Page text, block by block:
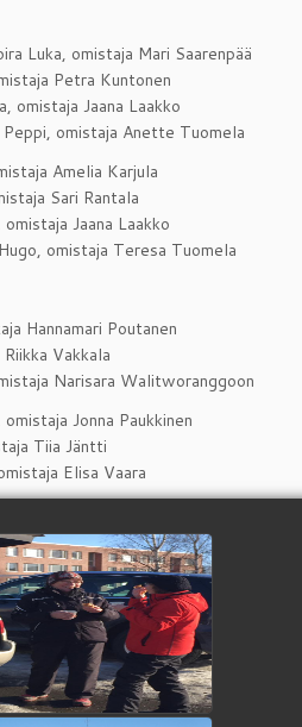
Luka, omistaja Mari Saarenpää
Petra Kuntonen
omistaja Jaana Laakko
omistaja Anette Tuomela
Amelia Karjula
Sari Rantala
Jaana Laakko
omistaja Teresa Tuomela
Hannamari Poutanen
Vakkala
Narisara Walitworanggoon
Jonna Paukkinen
Tiia Jäntti
Elisa Vaara
view picture